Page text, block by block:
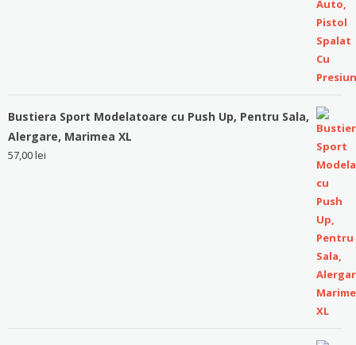
Bustiera Sport Modelatoare cu Push Up, Pentru Sala,
Alergare, Marimea XL
57,00lei